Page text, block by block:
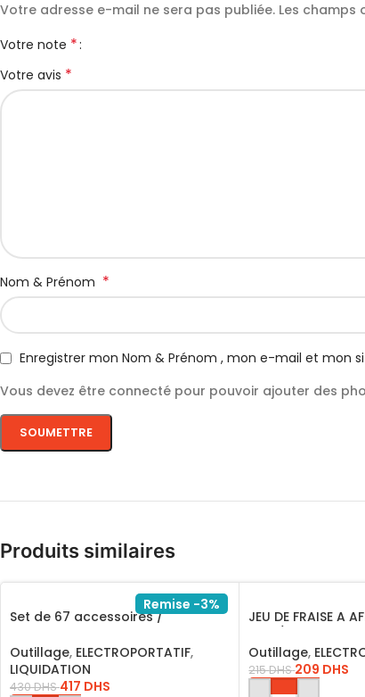
Votre adresse e-mail ne sera pas publiée. Les champs
Votre note *
Votre avis *
Nom & Prénom *
Enregistrer mon Nom & Prénom , mon e-mail et mon
Vous devez être connecté pour pouvoir ajouter des
Produits similaires
Remise -3%
Set de 67 accessoires /
Outillage, ELECTROPORTATIF,
LIQUIDATION
430DHS 417 DHS
JEU DE FRAISE A
Outillage,
215DHS209 DHS